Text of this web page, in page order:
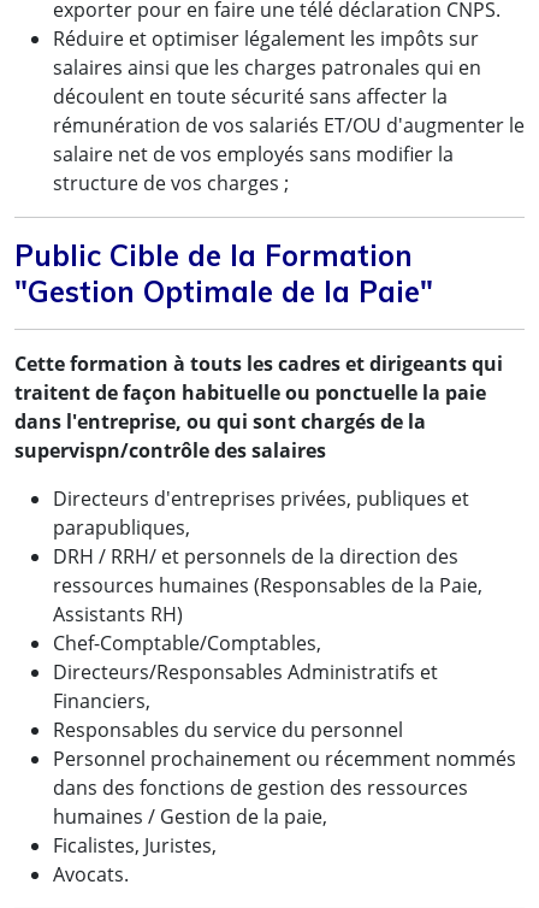
exporter pour en faire une télé déclaration CNPS.
Réduire et optimiser légalement les impôts sur
salaires ainsi que les charges patronales qui en
découlent en toute sécurité sans affecter la
rémunération de vos salariés ET/OU d'augmenter le
salaire net de vos employés sans modifier la
structure de vos charges ;
Public Cible de la Formation
"Gestion Optimale de la Paie"
Cette formation à touts les cadres et dirigeants qui
traitent de façon habituelle ou ponctuelle la paie
dans l'entreprise, ou qui sont chargés de la
supervispn/contrôle des salaires
Directeurs d'entreprises privées, publiques et
parapubliques,
DRH / RRH/ et personnels de la direction des
ressources humaines (Responsables de la Paie,
Assistants RH)
Chef-Comptable/Comptables,
Directeurs/Responsables Administratifs et
Financiers,
Responsables du service du personnel
Personnel prochainement ou récemment nommés
dans des fonctions de gestion des ressources
humaines / Gestion de la paie,
Ficalistes, Juristes,
Avocats.